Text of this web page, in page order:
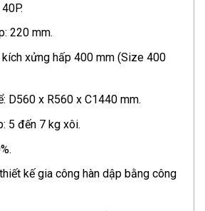
220 mm.
xửng hấp 400 mm (Size 400
D560 x R560 x C1440 mm.
5 đến 7 kg xôi.
kế gia công hàn dập bằng công